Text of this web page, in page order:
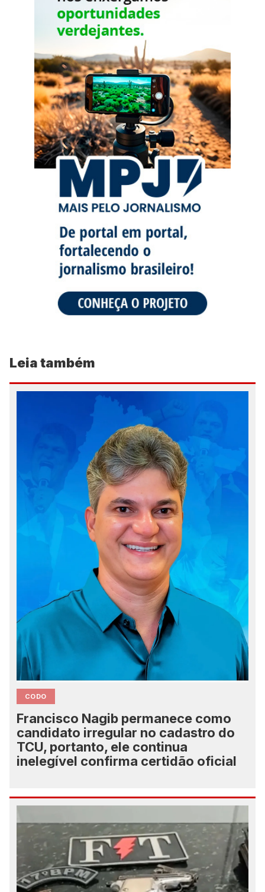
Leia também
CODO
Francisco Nagib permanece como
candidato irregular no cadastro do
TCU, portanto, ele continua
inelegível confirma certidão oficial